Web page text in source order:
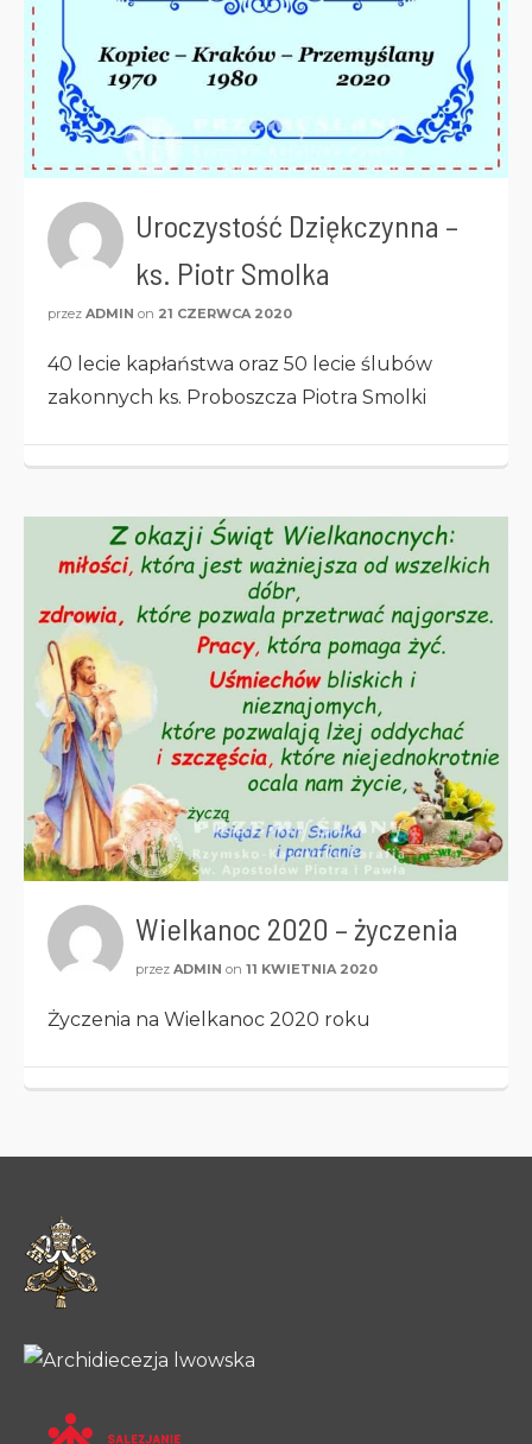
Uroczystość Dziękczynna –
ks. Piotr Smolka
przez ADMIN on 21 CZERWCA 2020
40 lecie kapłaństwa oraz 50 lecie ślubów
zakonnych ks. Proboszcza Piotra Smolki
Wielkanoc 2020 – życzenia
przez ADMIN on 11 KWIETNIA 2020
Życzenia na Wielkanoc 2020 roku